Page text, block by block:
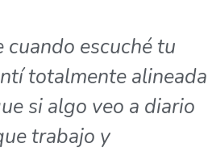
cuando escuché tu
totalmente alineada
si algo veo a diario
trabajo y